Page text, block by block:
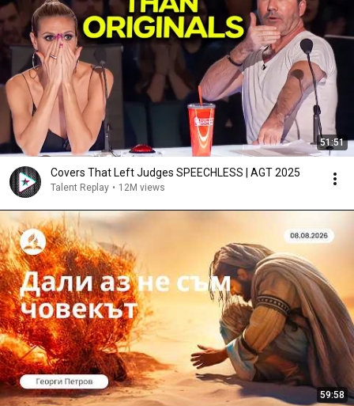
51:51
Covers That Left Judges SPEECHLESS | AGT 2025
Talent Replay • 12M views
59:58